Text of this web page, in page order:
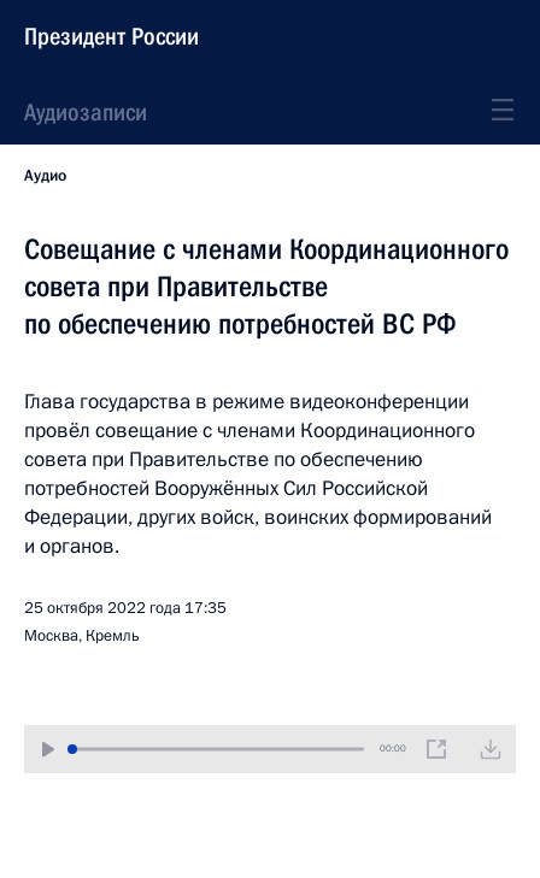
Президент России
Аудиозаписи
Аудио
Совещание с членами Координационного
совета при Правительстве
по обеспечению потребностей ВС РФ
Глава государства в режиме видеоконференции
провёл совещание с членами Координационного
совета при Правительстве по обеспечению
потребностей Вооружённых Сил Российской
Федерации, других войск, воинских формирований
и органов.
25 октября 2022 года 17:35
Москва, Кремль
00:00